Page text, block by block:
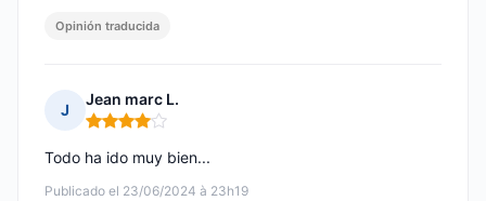
Opinión traducida
J
Jean marc L.
Nota: 4 de 5
Publicado el 23/06/2024 à 23h19
Todo ha ido muy bien...